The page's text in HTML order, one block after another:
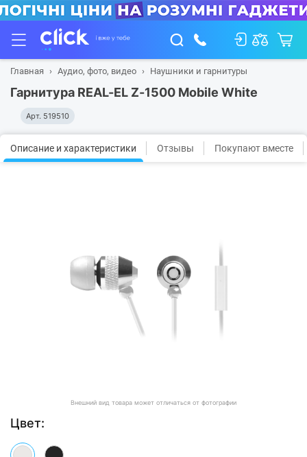
Главная Аудио, фото, видео Наушники и гарнитуры
Гарнитура REAL-EL Z-1500 Mobile White
Арт. 519510
Описание и характеристики Отзывы Покупают вместе
Внешний вид товара может отличаться от фотографии
Цвет: